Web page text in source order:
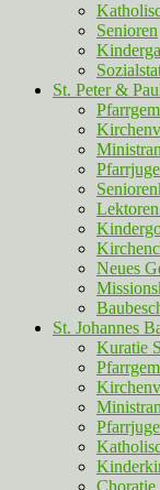
Senioren
St. Peter &
Neues
St. Johannes
Kuratie
Choratie